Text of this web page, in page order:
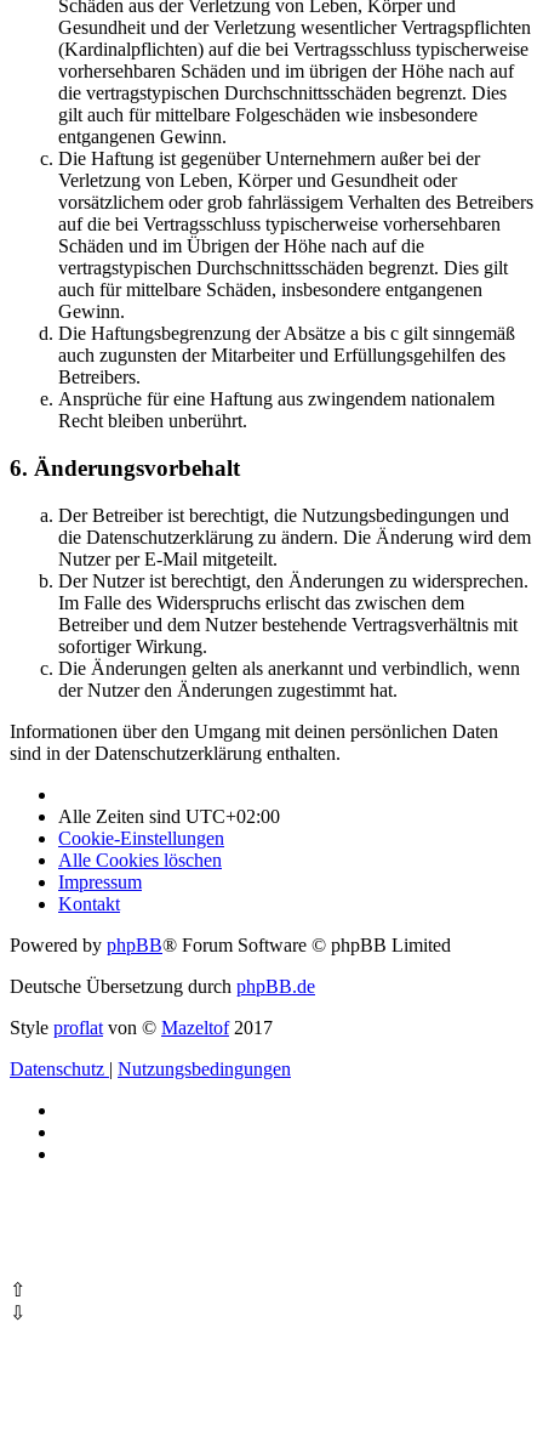
Schäden aus der Verletzung von Leben, Körper und
Gesundheit und der Verletzung wesentlicher Vertragspflichten
(Kardinalpflichten) auf die bei Vertragsschluss typischerweise
vorhersehbaren Schäden und im übrigen der Höhe nach auf
die vertragstypischen Durchschnittsschäden begrenzt. Dies
gilt auch für mittelbare Folgeschäden wie insbesondere
entgangenen Gewinn.
Die Haftung ist gegenüber Unternehmern außer bei der
Verletzung von Leben, Körper und Gesundheit oder
vorsätzlichem oder grob fahrlässigem Verhalten des Betreibers
auf die bei Vertragsschluss typischerweise vorhersehbaren
Schäden und im Übrigen der Höhe nach auf die
vertragstypischen Durchschnittsschäden begrenzt. Dies gilt
auch für mittelbare Schäden, insbesondere entgangenen
Gewinn.
Die Haftungsbegrenzung der Absätze a bis c gilt sinngemäß
auch zugunsten der Mitarbeiter und Erfüllungsgehilfen des
Betreibers.
Ansprüche für eine Haftung aus zwingendem nationalem
Recht bleiben unberührt.
6. Änderungsvorbehalt
Der Betreiber ist berechtigt, die Nutzungsbedingungen und
die Datenschutzerklärung zu ändern. Die Änderung wird dem
Nutzer per E-Mail mitgeteilt.
Der Nutzer ist berechtigt, den Änderungen zu widersprechen.
Im Falle des Widerspruchs erlischt das zwischen dem
Betreiber und dem Nutzer bestehende Vertragsverhältnis mit
sofortiger Wirkung.
Die Änderungen gelten als anerkannt und verbindlich, wenn
der Nutzer den Änderungen zugestimmt hat.
Informationen über den Umgang mit deinen persönlichen Daten
sind in der Datenschutzerklärung enthalten.
Alle Zeiten sind UTC+02:00
Cookie-Einstellungen
Alle Cookies löschen
Impressum
Kontakt
Powered by phpBB® Forum Software © phpBB Limited
Deutsche Übersetzung durch phpBB.de
Style proflat von © Mazeltof2017
Datenschutz | Nutzungsbedingungen
⇧
⇩